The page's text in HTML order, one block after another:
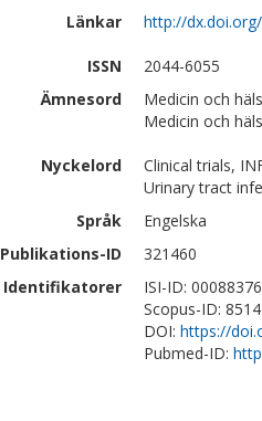
Länkar
http://
ISSN
2044-6055
Ämnesord
Medicin och
Medicin och
Nyckelord
Clinical trials,
Urinary tract
Språk
Engelska
Publikations-ID
321460
Identifikatorer
ISI-ID:
Scopus-ID:
DOI: https://
Pubmed-ID: